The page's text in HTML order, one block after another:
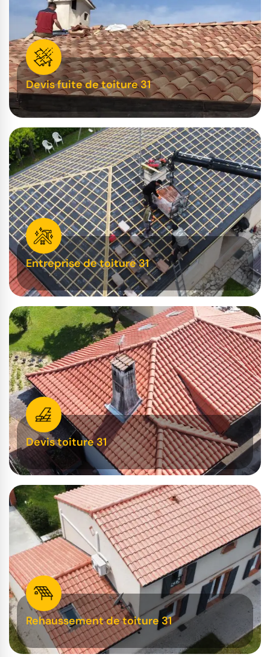
Devis fuite de toiture 31
Entreprise de toiture 31
Devis toiture 31
Rehaussement de toiture 31